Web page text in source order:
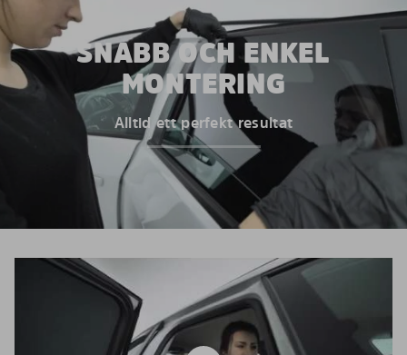
SNABB OCH ENKEL
MONTERING
Alltid ett perfekt resultat